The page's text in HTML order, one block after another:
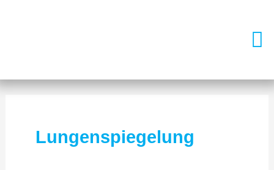
Lungenspiegelung